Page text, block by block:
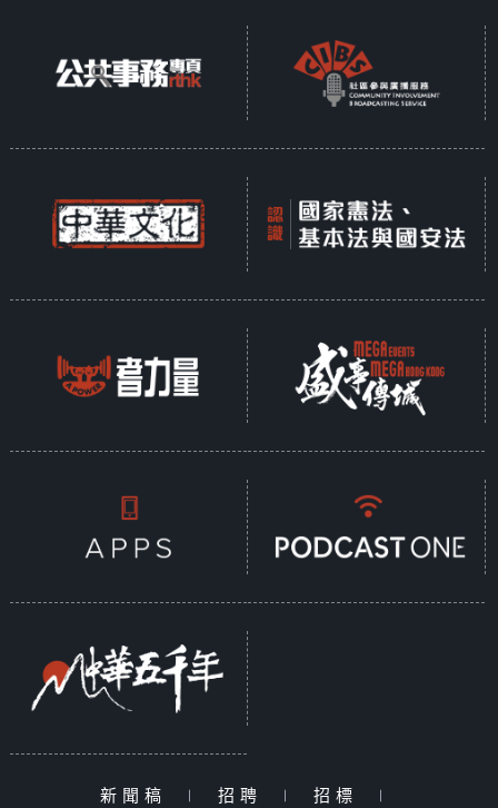
新聞稿 | 招聘 | 招標 |